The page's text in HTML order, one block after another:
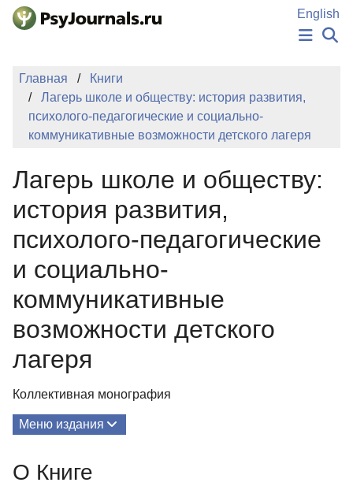
Перейти к основному содержанию
English
ИЗДАНИЯ
АВТОРЫ
ПОДАТЬ РУКОПИСЬ
БАЗА ЗНАНИЙ
Регистрация
Вход
Главная
Книги
Лагерь школе и обществу: история развития,
психолого-педагогические и социально-
коммуникативные возможности детского лагеря
Лагерь школе и обществу:
история развития,
психолого-педагогические
и социально-
коммуникативные
возможности детского
лагеря
Коллективная монография
Меню издания
О Книге